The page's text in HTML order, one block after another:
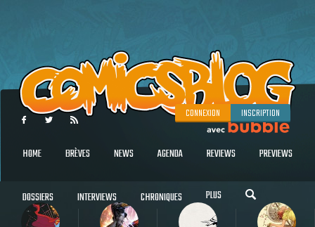
CONNEXION INSCRIPTION
HOME BRÈVES NEWS AGENDA REVIEWS PREVIEWS
DOSSIERS INTERVIEWS CHRONIQUES PLUS